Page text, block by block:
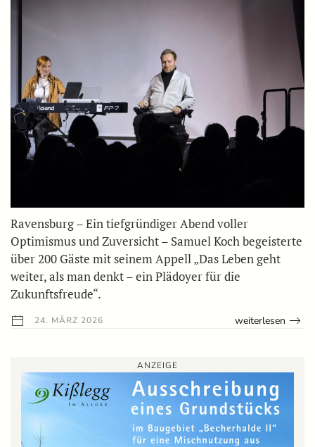
Ravensburg – Ein tiefgründiger Abend voller
Optimismus und Zuversicht – Samuel Koch begeisterte
über 200 Gäste mit seinem Appell „Das Leben geht
weiter, als man denkt – ein Plädoyer für die
Zukunftsfreude“.
24. MÄRZ 2026 weiterlesen
ANZEIGE